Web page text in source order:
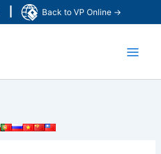
Back to VP Online →